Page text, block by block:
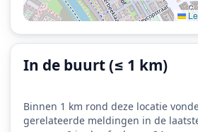
In de buurt (≤ 1 km)
Binnen 1 km rond deze locatie
gerelateerde meldingen in de